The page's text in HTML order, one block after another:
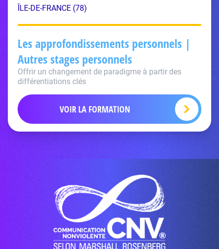
ÎLE-DE-FRANCE (78)
Les approfondissements personnels |
Autres stages personnels
Offrir un changement de paradigme à partir des
différentiations clés
VOIR LA FORMATION